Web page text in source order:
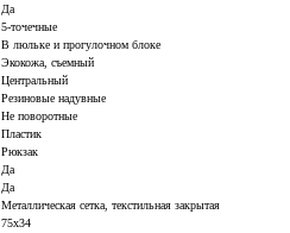
Да
5-точечные
В люльке и прогулочном блоке
Экокожа, съемный
Центральный
Резиновые надувные
Не поворотные
Пластик
Рюкзак
Да
Да
Металлическая сетка, текстильная закрытая
75х34